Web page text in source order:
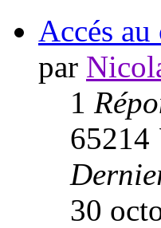
Accés au
par
1
65214
30